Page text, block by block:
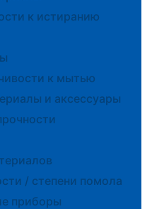
к истиранию
к мытью
и аксессуары
/ степени помола
приборы